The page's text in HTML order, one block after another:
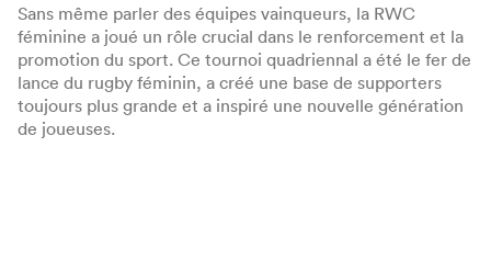
Sans même parler des équipes vainqueurs, la RWC
féminine a joué un rôle crucial dans le renforcement et la
promotion du sport. Ce tournoi quadriennal a été le fer de
lance du rugby féminin, a créé une base de supporters
toujours plus grande et a inspiré une nouvelle génération
de joueuses.